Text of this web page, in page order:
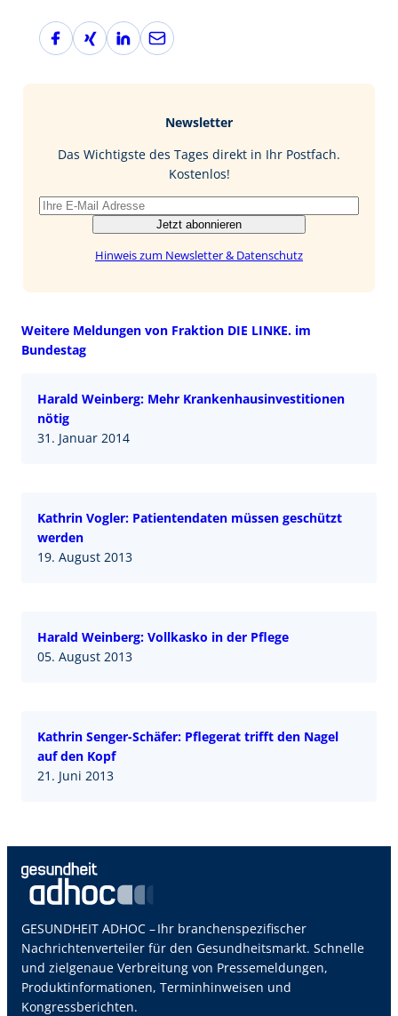
F
a
X
i
L
i
I
E
-
Newsletter
Das Wichtigste des Tages direkt in Ihr Postfach.
Kostenlos!
Jetzt abonnieren
Hinweis zum Newsletter & Datenschutz
Weitere Meldungen von Fraktion DIE LINKE. im
Bundestag
Harald Weinberg: Mehr Krankenhausinvestitionen
nötig
31. Januar 2014
Kathrin Vogler: Patientendaten müssen geschützt
werden
19. August 2013
Harald Weinberg: Vollkasko in der Pflege
05. August 2013
Kathrin Senger-Schäfer: Pflegerat trifft den Nagel
auf den Kopf
21. Juni 2013
GESUNDHEIT ADHOC – Ihr branchenspezifischer
Nachrichtenverteiler für den Gesundheitsmarkt. Schnelle
und zielgenaue Verbreitung von Pressemeldungen,
Produktinformationen, Terminhinweisen und
Kongressberichten.